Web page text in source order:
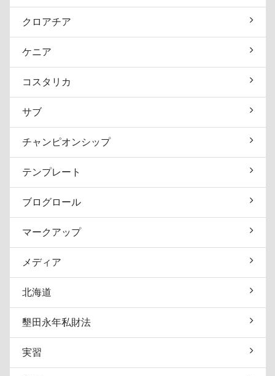
クロアチア
ケニア
コスタリカ
サブ
チャンピオンシップ
テンプレート
ブログロール
マークアップ
メディア
北海道
墾田永年私財法
実習